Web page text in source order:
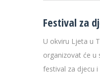
Festival za
U okviru Ljeta u
organizovat će u
festival za djecu i